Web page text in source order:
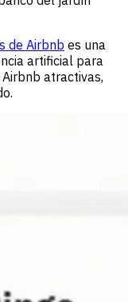
de Airbnb es una
artificial para
atractivas,